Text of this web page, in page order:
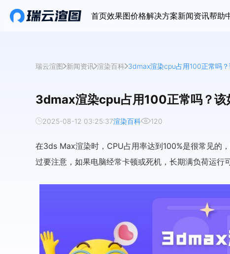
首页效果图价格解决方案新闻资讯帮助
瑞云渲图 新闻资讯 渲染百科 3dmax渲染cpu占用100正常吗？
3dmax渲染cpu占用100正常吗？该
2025-08-12 03:25:37渲染百科 120
在3ds Max渲染时，CPU占用率达到100%是很常见的
过要注意，如果电脑经常卡顿或死机，长期满负荷运行